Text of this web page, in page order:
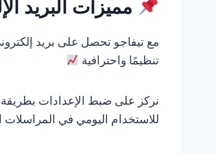
مميزات البريد
مع تيفاجو تحصل على بريد
تنظيمًا واحترافية
نركز على ضبط الإعدادات
للاستخدام اليومي في المراسلات